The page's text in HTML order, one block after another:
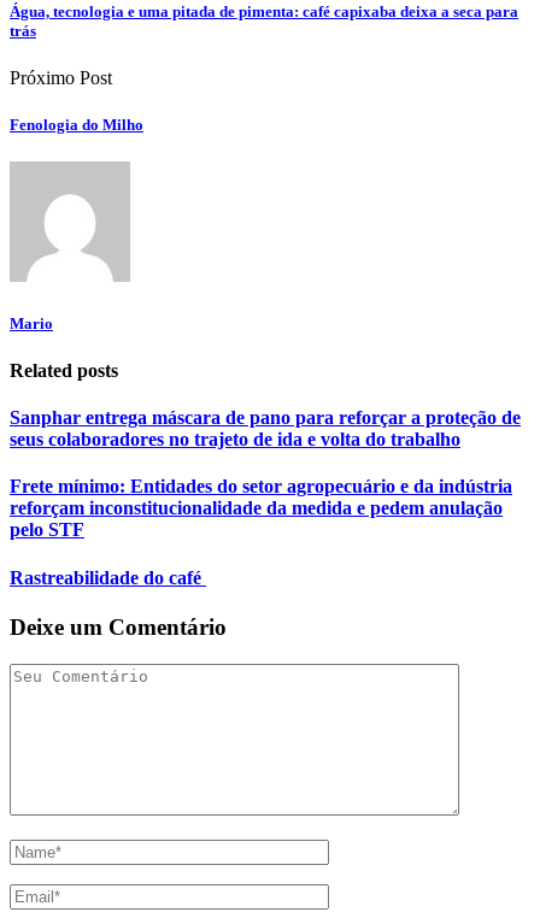
Água, tecnologia e uma pitada de pimenta: café capixaba deixa a seca para
trás
Próximo Post
Fenologia do Milho
Mario
Related posts
Sanphar entrega máscara de pano para reforçar a proteção de
seus colaboradores no trajeto de ida e volta do trabalho
Frete mínimo: Entidades do setor agropecuário e da indústria
reforçam inconstitucionalidade da medida e pedem anulação
pelo STF
Rastreabilidade do café
Deixe um Comentário